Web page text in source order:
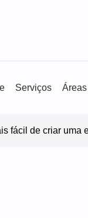
Serviços
fácil de criar uma